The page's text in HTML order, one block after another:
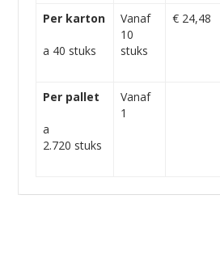
Per karton
a 40 stuks
Vanaf
10
stuks
€ 24,48
Per pallet
a
2.720 stuks
Vanaf
1